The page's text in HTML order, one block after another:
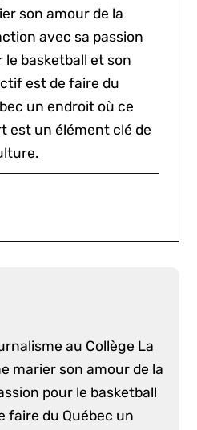
son amour de la
avec sa passion
le basketball et son
est de faire du
un endroit où ce
est un élément clé de
au Collège La
marier son amour de la
pour le basketball
faire du Québec un